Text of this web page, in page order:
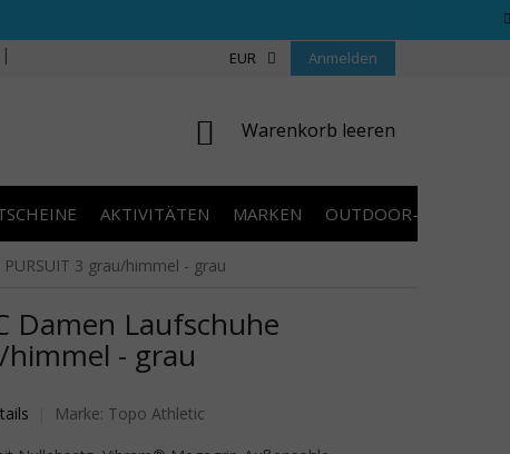
ÜBER UNS COOKIES
EUR Anmelden
WARENKORB
Warenkorb leeren
AKTIVITÄTEN MARKEN OUTDOOR-
3 grau/himmel - grau
Damen Laufschuhe
himmel - grau
ist 0,0 von 5 Sternen.
Marke: Topo Athletic